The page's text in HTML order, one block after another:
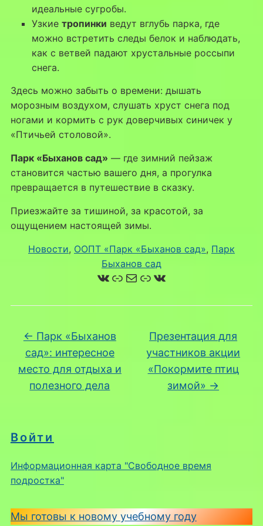
Войти
Информационная карта "Свободное время
подростка"
Мы готовы к новому учебному году
идеальные сугробы.
Узкие тропинки ведут вглубь парка, где
можно встретить следы белок и наблюдать,
как с ветвей падают хрустальные россыпи
снега.
Здесь можно забыть о времени: дышать
морозным воздухом, слушать хруст снега под
ногами и кормить с рук доверчивых синичек у
«Птичьей столовой».
Парк «Быханов сад» — где зимний пейзаж
становится частью вашего дня, а прогулка
превращается в путешествие в сказку.
Приезжайте за тишиной, за красотой, за
ощущением настоящей зимы.
Новости, ООПТ «Парк «Быханов сад», Парк
Быханов сад
ВКонтакте
Ссылка
Почта
Ссылка
ВКонтакте
← Парк «Быханов
сад»: интересное
место для отдыха и
полезного дела
Презентация для
участников акции
«Покормите птиц
зимой» →